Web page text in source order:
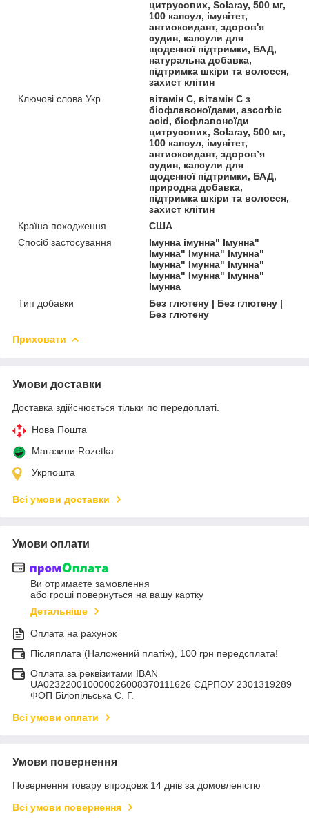
цитрусових, Solaray, 500 мг,
100 капсул, імунітет,
антиоксидант, здоров'я
судин, капсули для
щоденної підтримки, БАД,
натуральна добавка,
підтримка шкіри та волосся,
захист клітин
Ключові слова Укр
вітамін C, вітамін С з
біофлавоноїдами, ascorbic
acid, біофлавоноїди
цитрусових, Solaray, 500 мг,
100 капсул, імунітет,
антиоксидант, здоров’я
судин, капсули для
щоденної підтримки, БАД,
природна добавка,
підтримка шкіри та волосся,
захист клітин
Країна походження
США
Спосіб застосування
Імунна імунна" Імунна"
Імунна" Імунна" Імунна"
Імунна" Імунна" Імунна"
Імунна" Імунна" Імунна"
Імунна
Тип добавки
Без глютену | Без глютену |
Без глютену
Приховати
Умови доставки
Доставка здійснюється тільки по передоплаті.
Нова Пошта
Магазини Rozetka
Укрпошта
Всі умови доставки
Умови оплати
Ви отримаєте замовлення
або гроші повернуться на вашу картку
Детальніше
Оплата на рахунок
Післяплата (Наложений платіж), 100 грн передсплата!
Оплата за реквізитами IBAN
UA023220010000026008370111626 ЄДРПОУ 2301319289
ФОП Білопільська Є. Г.
Всі умови оплати
Умови повернення
Повернення товару впродовж 14 днів за домовленістю
Всі умови повернення